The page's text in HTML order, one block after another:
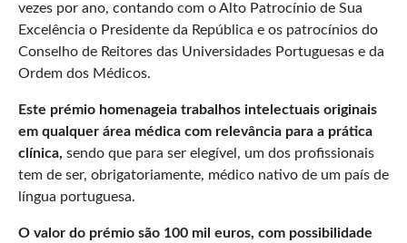
vezes por ano, contando com o Alto Patrocínio de Sua
Excelência o Presidente da República e os patrocínios do
Conselho de Reitores das Universidades Portuguesas e da
Ordem dos Médicos.
Este prémio homenageia trabalhos intelectuais originais
em qualquer área médica com relevância para a prática
clínica, sendo que para ser elegível, um dos profissionais
tem de ser, obrigatoriamente, médico nativo de um país de
língua portuguesa.
O valor do prémio são 100 mil euros, com possibilidade